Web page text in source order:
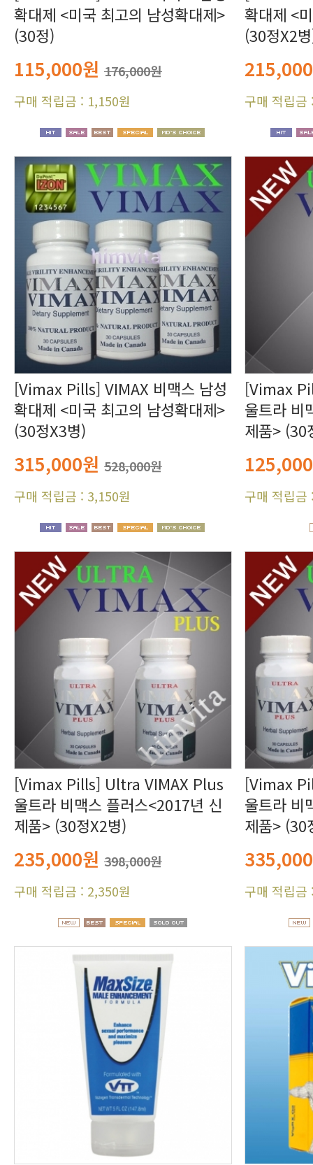
(30정)
115,000원 176,000원
구매 적립금 : 1,150원
(30정X2
구매 적립
(30정X3병)
315,000원 528,000원
구매 적립금 : 3,150원
제품> (30
구매 적립
제품> (30정X2병)
235,000원 398,000원
구매 적립금 : 2,350원
제품> (30
구매 적립